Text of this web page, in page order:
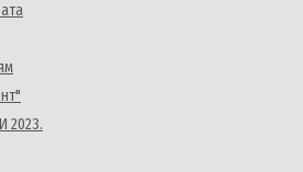
2023.